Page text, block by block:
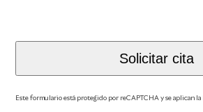
Solicitar cita
Este formulario está protegido por reCAPTCHA y se aplican la